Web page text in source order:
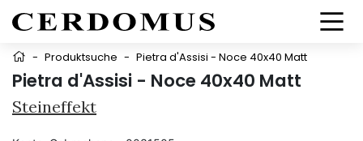
- Produktsuche - Pietra d'Assisi - Noce 40x40 Matt
Pietra d'Assisi - Noce 40x40 Matt
Steineffekt